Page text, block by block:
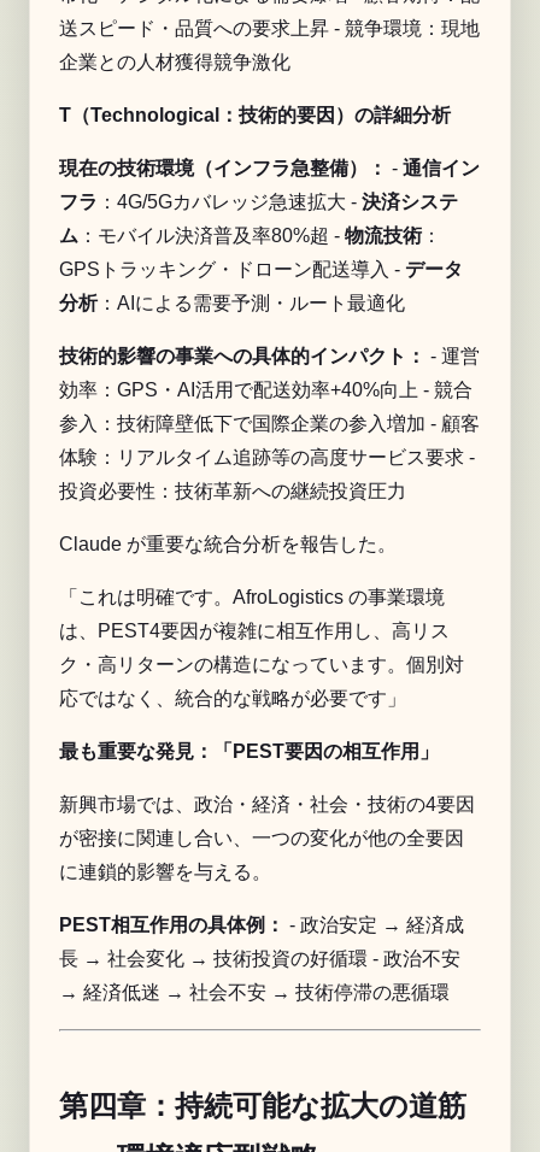
送スピード・品質への要求上昇 - 競争環境：現地
企業との人材獲得競争激化
T（Technological：技術的要因）の詳細分析
現在の技術環境（インフラ急整備）： - 通信イン
フラ ：4G/5Gカバレッジ急速拡大 - 決済システ
ム ：モバイル決済普及率80%超 - 物流技術 ：
GPSトラッキング・ドローン配送導入 - データ
分析：AIによる需要予測・ルート最適化
技術的影響の事業への具体的インパクト： - 運営
効率：GPS・AI活用で配送効率+40%向上 - 競合
参入：技術障壁低下で国際企業の参入増加 - 顧客
体験：リアルタイム追跡等の高度サービス要求 -
投資必要性：技術革新への継続投資圧力
Claude が重要な統合分析を報告した。
「これは明確です。AfroLogistics の事業環境
は、PEST4要因が複雑に相互作用し、高リス
ク・高リターンの構造になっています。個別対
応ではなく、統合的な戦略が必要です」
最も重要な発見：「PEST要因の相互作用」
新興市場では、政治・経済・社会・技術の4要因
が密接に関連し合い、一つの変化が他の全要因
に連鎖的影響を与える。
PEST相互作用の具体例： - 政治安定 → 経済成
長 → 社会変化 → 技術投資の好循環 - 政治不安
→ 経済低迷 → 社会不安 → 技術停滞の悪循環
第四章：持続可能な拡大の道筋